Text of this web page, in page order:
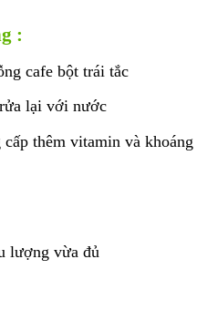
:
cafe bột trái tắc
lại với nước
thêm vitamin và
lượng vừa đủ